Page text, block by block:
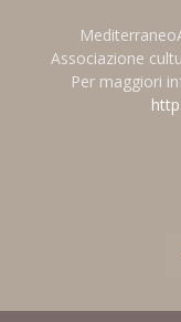
Associazione
Per maggiori